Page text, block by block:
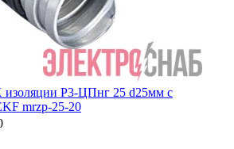
Р3-ЦПнг 25 d25мм с
mrzp-25-20